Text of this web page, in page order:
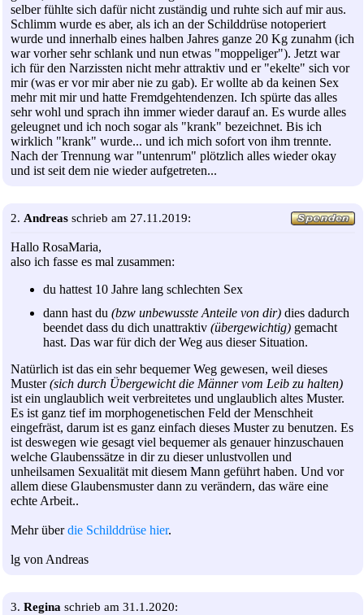
selber fühlte sich dafür nicht zuständig und ruhte sich auf mir aus.
Schlimm wurde es aber, als ich an der Schilddrüse notoperiert
wurde und innerhalb eines halben Jahres ganze 20 Kg zunahm (ich
war vorher sehr schlank und nun etwas "moppeliger"). Jetzt war
ich für den Narzissten nicht mehr attraktiv und er "ekelte" sich vor
mir (was er vor mir aber nie zu gab). Er wollte ab da keinen Sex
mehr mit mir und hatte Fremdgehtendenzen. Ich spürte das alles
sehr wohl und sprach ihn immer wieder darauf an. Es wurde alles
geleugnet und ich noch sogar als "krank" bezeichnet. Bis ich
wirklich "krank" wurde... und ich mich sofort von ihm trennte.
Nach der Trennung war "untenrum" plötzlich alles wieder okay
und ist seit dem nie wieder aufgetreten...
2. Andreas schrieb am 27.11.2019:
Hallo RosaMaria,
also ich fasse es mal zusammen:
du hattest 10 Jahre lang schlechten Sex
dann hast du (bzw unbewusste Anteile von dir) dies dadurch
beendet dass du dich unattraktiv (übergewichtig) gemacht
hast. Das war für dich der Weg aus dieser Situation.
Natürlich ist das ein sehr bequemer Weg gewesen, weil dieses
Muster(sich durch Übergewicht die Männer vom Leib zu halten)
ist ein unglaublich weit verbreitetes und unglaublich altes Muster.
Es ist ganz tief im morphogenetischen Feld der Menschheit
eingefräst, darum ist es ganz einfach dieses Muster zu benutzen. Es
ist deswegen wie gesagt viel bequemer als genauer hinzuschauen
welche Glaubenssätze in dir zu dieser unlustvollen und
unheilsamen Sexualität mit diesem Mann geführt haben. Und vor
allem diese Glaubensmuster dann zu verändern, das wäre eine
echte Arbeit..
Mehr überdie Schilddrüse hier.
lg von Andreas
3. Regina schrieb am 31.1.2020: